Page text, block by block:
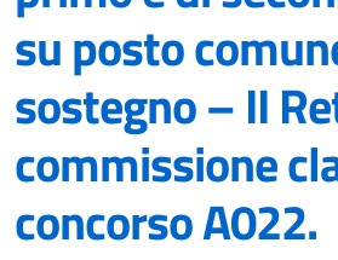
su posto
sostegno – II
commissione
concorso A022.